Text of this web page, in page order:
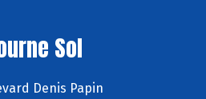
Sol
Denis Papin